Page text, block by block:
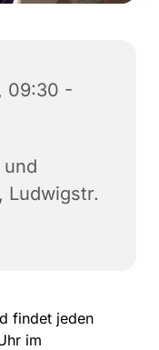
09:30 -
Ludwigstr.
findet jeden
im